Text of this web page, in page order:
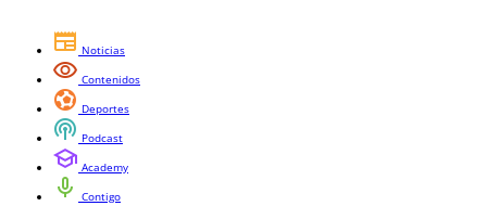
newspaper Noticias
visibility Contenidos
sports_and_outdoors Deportes
podcasts Podcast
school Academy
mic Contigo